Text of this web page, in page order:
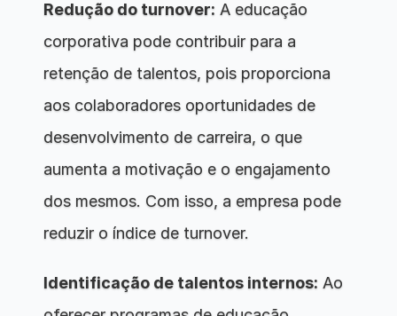
Redução do turnover: A educação
corporativa pode contribuir para a
retenção de talentos, pois proporciona
aos colaboradores oportunidades de
desenvolvimento de carreira, o que
aumenta a motivação e o engajamento
dos mesmos. Com isso, a empresa pode
reduzir o índice de turnover.
Identificação de talentos internos: Ao